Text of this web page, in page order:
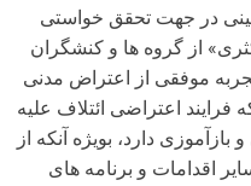
در جهت تحقق خواستی
از گروه ها و کنشگران
موفقی از اعتراض مدنی
اعتراضی ائتلاف علیه
بازآموزی دارد، بویژه آنکه از
اقدامات و برنامه های